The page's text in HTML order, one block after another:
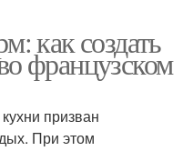
как создать
французском
призван
При этом